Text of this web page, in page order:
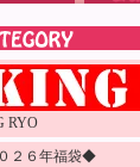
RYO
２６年福袋◆